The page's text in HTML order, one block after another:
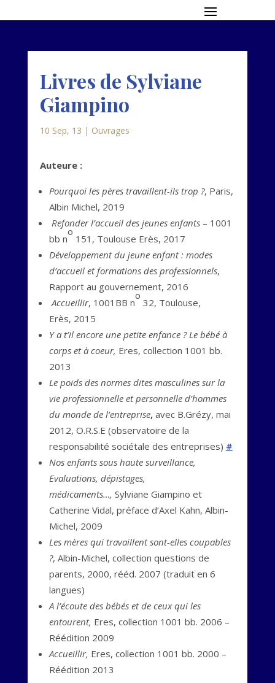
Livres de Sylviane
Giampino
10 Sep, 13 | Ouvrages
Auteure :
Pourquoi les pères travaillent-ils trop ?, Paris,
Albin Michel, 2019
Refonder l’accueil des jeunes enfants– 1001
bb n
o
151, Toulouse Erès, 2017
Développement du jeune enfant : modes
d’accueil et formations des professionnels,
Rapport au gouvernement, 2016
Accueillir, 1001BB n
o
32, Toulouse,
Erès, 2015
Y a t’il encore une petite enfance ? Le bébé à
corps et à coeur, Eres, collection 1001 bb.
2013
Le poids des normes dites masculines sur la
vie professionnelle et personnelle d’hommes
du monde de l’entreprise,avec B.Grézy, mai
2012, O.R.S.E (observatoire de la
responsabilité sociétale des entreprises) #
Nos enfants sous haute surveillance,
Evaluations, dépistages,
médicaments…, Sylviane Giampino et
Catherine Vidal, préface d’Axel Kahn, Albin-
Michel, 2009
Les mères qui travaillent sont-elles coupables
?, Albin-Michel, collection questions de
parents, 2000, rééd. 2007 (traduit en 6
langues)
A l’écoute des bébés et de ceux qui les
entourent, Eres, collection 1001 bb. 2006 –
Réédition 2009
Accueillir, Eres, collection 1001 bb. 2000 –
Réédition 2013